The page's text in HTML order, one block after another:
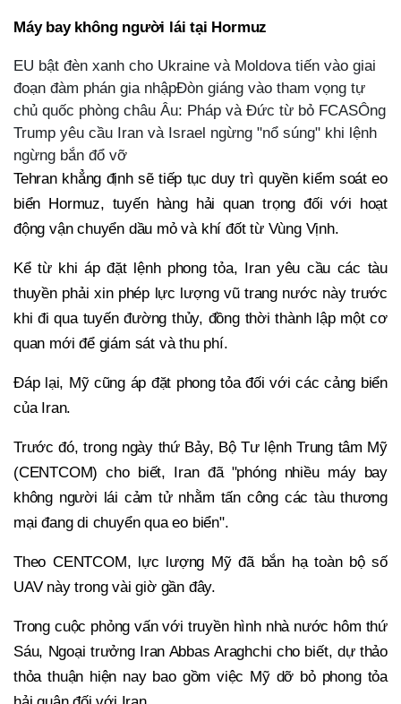
Máy bay không người lái tại Hormuz
EU bật đèn xanh cho Ukraine và Moldova tiến vào giai
đoạn đàm phán gia nhậpĐòn giáng vào tham vọng tự
chủ quốc phòng châu Âu: Pháp và Đức từ bỏ FCASÔng
Trump yêu cầu Iran và Israel ngừng "nổ súng" khi lệnh
ngừng bắn đổ vỡ
Tehran khẳng định sẽ tiếp tục duy trì quyền kiểm soát eo
biển Hormuz, tuyến hàng hải quan trọng đối với hoạt
động vận chuyển dầu mỏ và khí đốt từ Vùng Vịnh.
Kể từ khi áp đặt lệnh phong tỏa, Iran yêu cầu các tàu
thuyền phải xin phép lực lượng vũ trang nước này trước
khi đi qua tuyến đường thủy, đồng thời thành lập một cơ
quan mới để giám sát và thu phí.
Đáp lại, Mỹ cũng áp đặt phong tỏa đối với các cảng biển
của Iran.
Trước đó, trong ngày thứ Bảy, Bộ Tư lệnh Trung tâm Mỹ
(CENTCOM) cho biết, Iran đã "phóng nhiều máy bay
không người lái cảm tử nhằm tấn công các tàu thương
mại đang di chuyển qua eo biển".
Theo CENTCOM, lực lượng Mỹ đã bắn hạ toàn bộ số
UAV này trong vài giờ gần đây.
Trong cuộc phỏng vấn với truyền hình nhà nước hôm thứ
Sáu, Ngoại trưởng Iran Abbas Araghchi cho biết, dự thảo
thỏa thuận hiện nay bao gồm việc Mỹ dỡ bỏ phong tỏa